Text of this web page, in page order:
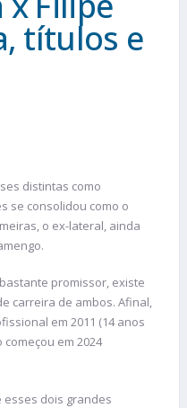
títulos e
distintas como
se consolidou como o
o ex-lateral, ainda
promissor, existe
carreira de ambos. Afinal,
em 2011 (14 anos
em 2024
esses dois grandes